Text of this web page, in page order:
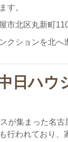
す。
市北区丸新町
クションを北
日ハウ
が集まった名
行われており